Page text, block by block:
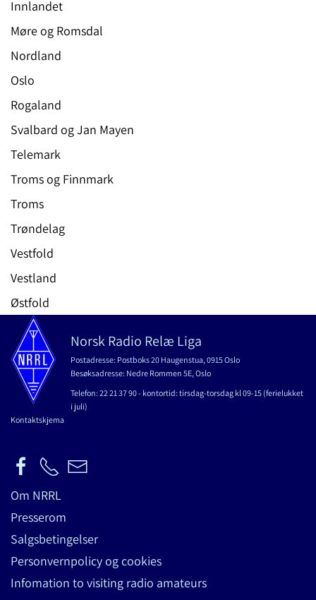
Innlandet
Møre og Romsdal
Nordland
Oslo
Rogaland
Svalbard og Jan Mayen
Telemark
Troms og Finnmark
Troms
Trøndelag
Vestfold
Vestland
Østfold
Norsk Radio Relæ Liga
Postadresse: Postboks 20 Haugenstua, 0915 Oslo
Besøksadresse: Nedre Rommen 5E, Oslo
Telefon: 22 21 37 90 - kontortid: tirsdag-torsdag kl 09-15 (ferielukket
i juli)
Kontaktskjema
Om NRRL
Presserom
Salgsbetingelser
Personvernpolicy og cookies
Infomation to visiting radio amateurs